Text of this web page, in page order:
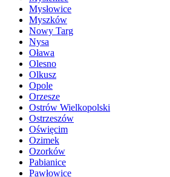
Mysłowice
Myszków
Nowy Targ
Nysa
Oława
Olesno
Olkusz
Opole
Orzesze
Ostrów Wielkopolski
Ostrzeszów
Oświęcim
Ozimek
Ozorków
Pabianice
Pawłowice